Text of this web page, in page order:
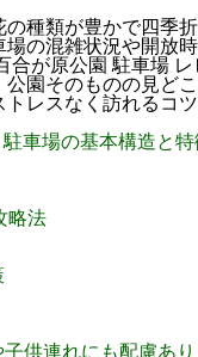
種類が豊かで四季
の混雑状況や開放
合が原公園 駐車場
園そのものの見ど
レスなく訪れるコ
車場の基本構造と特
略法
供連れにも配慮あり